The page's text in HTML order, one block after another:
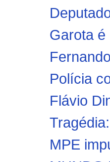
Garota
Polícia
Flávio
MPE